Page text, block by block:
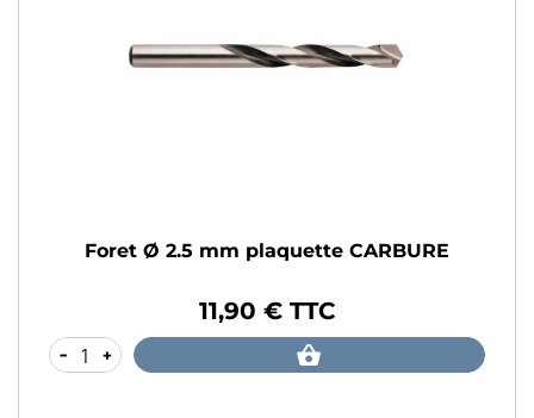
Foret Ø 2.5 mm plaquette CARBURE
11,90 € TTC
- +